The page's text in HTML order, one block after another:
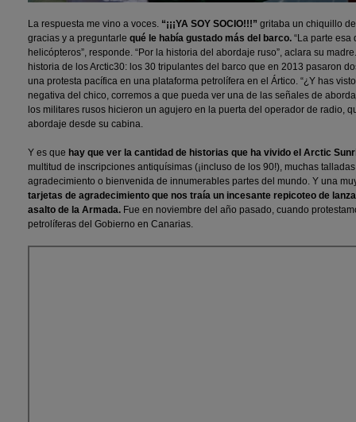
La respuesta me vino a voces. “¡¡¡YA SOY SOCIO!!!” gritaba un chiquillo
gracias y a preguntarle qué le había gustado más del barco. “La parte esa
helicópteros”, responde. “Por la historia del abordaje ruso”, aclara su
historia de los Arctic30: los 30 tripulantes del barco que en 2013 pasaron
una protesta pacífica en una plataforma petrolífera en el Ártico. “¿Y has
negativa del chico, corremos a que pueda ver una de las señales de
los militares rusos hicieron un agujero en la puerta del operador de radio,
abordaje desde su cabina.
Y es que hay que ver la cantidad de historias que ha vivido el Arctic
multitud de inscripciones antiquísimas (¡incluso de los 90!), muchas
agradecimiento o bienvenida de innumerables partes del mundo. Y una
tarjetas de agradecimiento que nos traía un incesante repicoteo de
asalto de la Armada. Fue en noviembre del año pasado, cuando
petrolíferas del Gobierno en Canarias.